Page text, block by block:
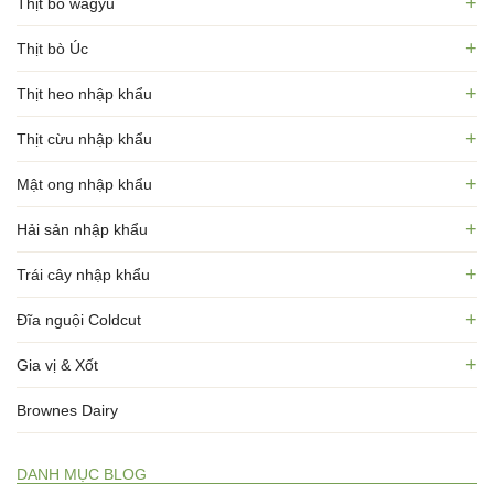
Thịt bò Úc +
Thịt heo nhập khẩu +
Thịt cừu nhập khẩu +
Mật ong nhập khẩu +
Hải sản nhập khẩu +
Trái cây nhập khẩu +
Đĩa nguội Coldcut +
Gia vị & Xốt +
Brownes Dairy
DANH MỤC BLOG